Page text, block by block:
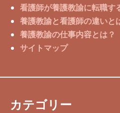
看護師が養護教諭に転職す
養護教諭と看護師の違いと
養護教諭の仕事内容とは？
サイトマップ
カテゴリー